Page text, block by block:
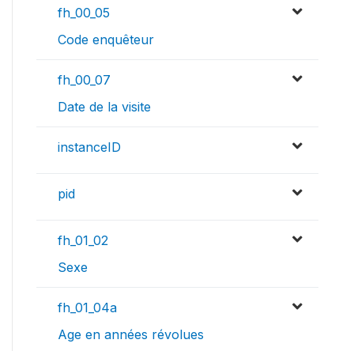
fh_00_05
Code enquêteur
fh_00_07
Date de la visite
instanceID
pid
fh_01_02
Sexe
fh_01_04a
Age en années révolues